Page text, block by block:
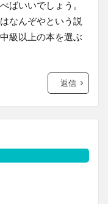
ばいいでしょう。
なんぞやという説
級以上の本を選ぶ
返信